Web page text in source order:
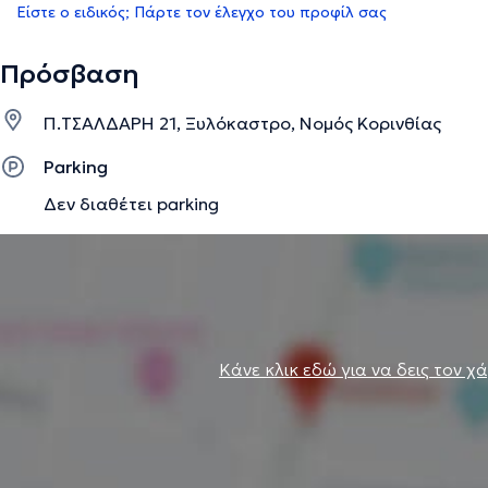
Είστε ο ειδικός; Πάρτε τον έλεγχο του προφίλ σας
Πρόσβαση
Π.ΤΣΑΛΔΑΡΗ 21, Ξυλόκαστρο, Νομός Κορινθίας
Parking
Δεν διαθέτει parking
Κάνε κλικ εδώ για να δεις τον